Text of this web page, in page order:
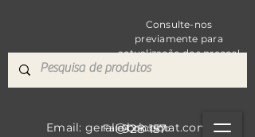
Consulte-nos
previamente para
actualização dos preços!
928 157
Fale Conosco
Email: geral@bricomat.com